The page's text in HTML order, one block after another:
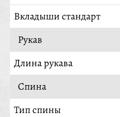
Вкладыши стандарт
Рукав
Длина рукава
Спина
Тип спины